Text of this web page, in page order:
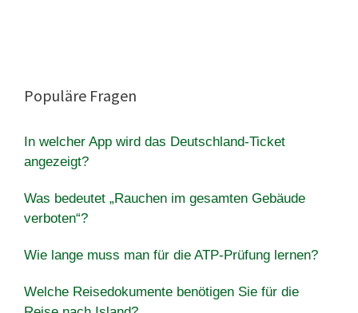
Populäre Fragen
In welcher App wird das Deutschland-Ticket
angezeigt?
Was bedeutet „Rauchen im gesamten Gebäude
verboten“?
Wie lange muss man für die ATP-Prüfung lernen?
Welche Reisedokumente benötigen Sie für die